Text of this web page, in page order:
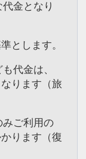
金となり
とします。
代金は、
ります（旅
ご利用の
ります（復